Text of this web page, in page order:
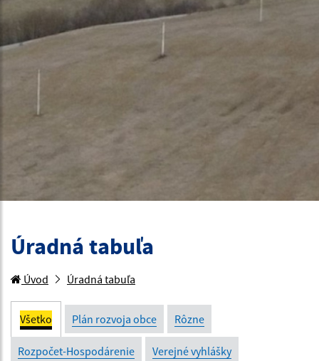
Úradná tabuľa
Úvod Úradná tabuľa
Všetko Plán rozvoja obce Rôzne
Rozpočet-Hospodárenie Verejné vyhlášky